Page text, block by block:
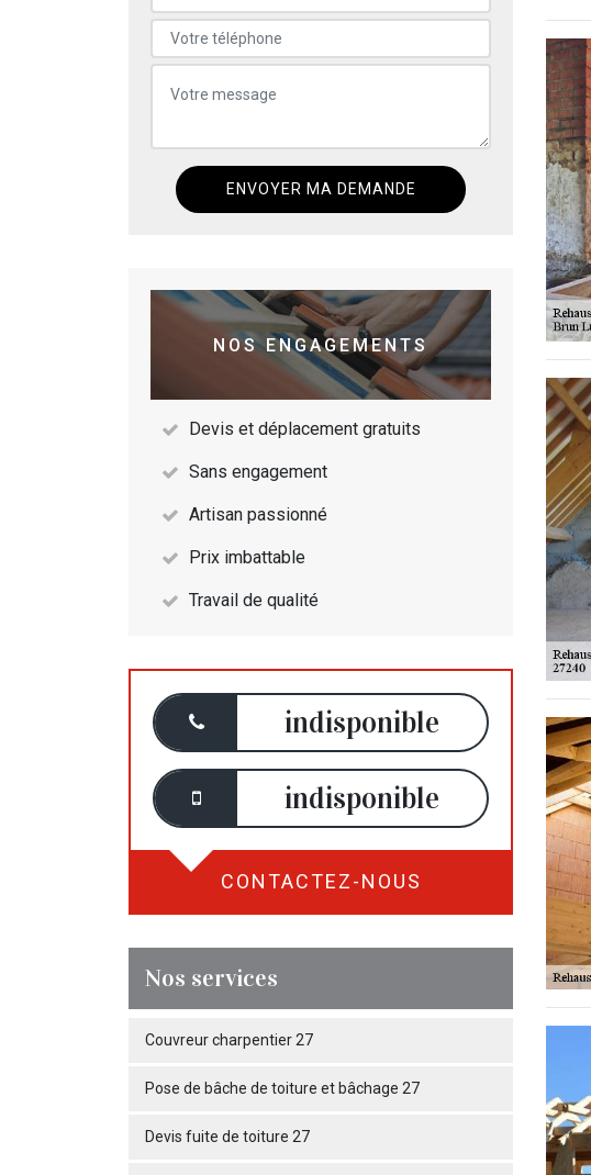
NOS ENGAGEMENTS
Devis et déplacement gratuits
Sans engagement
Artisan passionné
Prix imbattable
Travail de qualité
indisponible
indisponible
CONTACTEZ-NOUS
Nos services
Couvreur charpentier 27
Pose de bâche de toiture et bâchage 27
Devis fuite de toiture 27